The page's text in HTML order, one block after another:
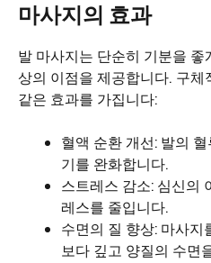
마사지의 효과
발 마사지는 단순히 기분을
상의 이점을 제공합니다. 구
같은 효과를 가집니다:
혈액 순환 개선: 발의
기를 완화합니다.
스트레스 감소: 심신의
레스를 줄입니다.
수면의 질 향상: 마사
보다 깊고 양질의 수면